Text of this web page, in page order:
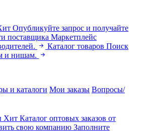
Опубликуйте запрос и получайте
поставщика Маркетплейс
Каталог товаров Поиск
и нишам.
и каталоги Мои заказы Вопросы/
Хит Каталог оптовых заказов от
свою компанию Заполните